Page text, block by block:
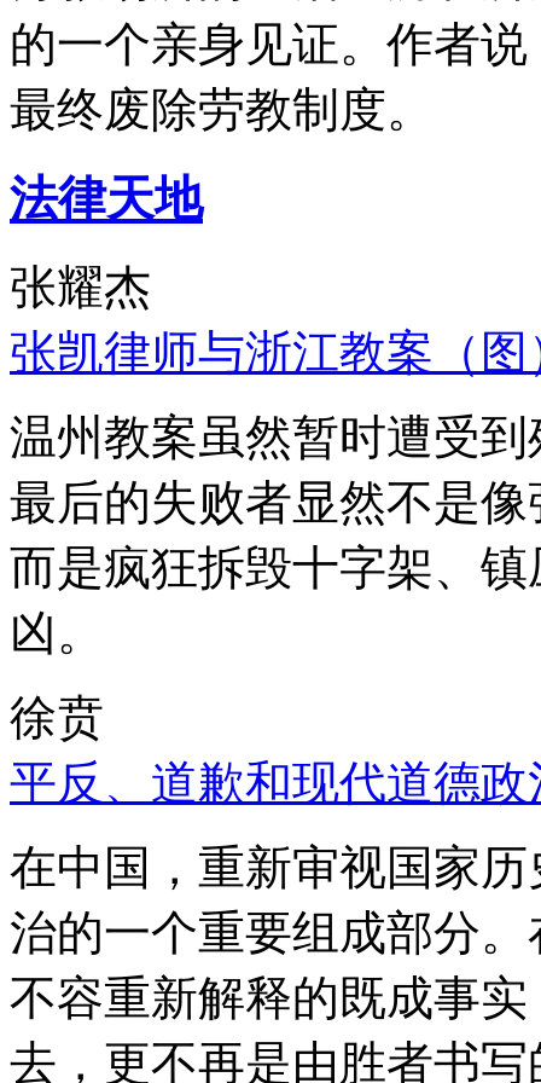
的一个亲身见证。作者
最终废除劳教制度。
法律天地
张耀杰
张凯律师与浙江教案（图
温州教案虽然暂时遭受
最后的失败者显然不是
而是疯狂拆毁十字架、
凶。
徐贲
平反、道歉和现代道德政
在中国，重新审视国家
治的一个重要组成部分
不容重新解释的既成事
去，更不再是由胜者书